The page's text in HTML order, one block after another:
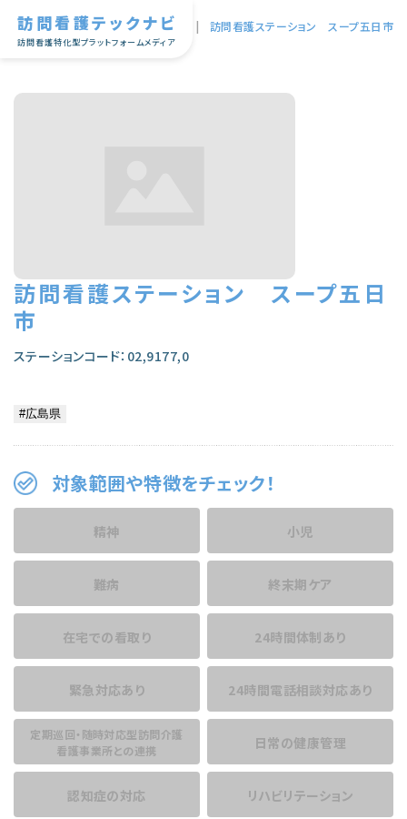
訪問看護テックナビ
訪問看護特化型プラットフォームメディア
TOP | 訪問看護ステーション スープ五日市
訪問看護ステーション スープ五日
市
ステーションコード：02,9177,0
対象範囲や特徴をチェック！
精神 小児
難病 終末期ケア
在宅での看取り 24時間体制あり
緊急対応あり 24時間電話相談対応あり
定期巡回・随時対応型訪問介護
看護事業所との連携
日常の健康管理
認知症の対応 リハビリテーション